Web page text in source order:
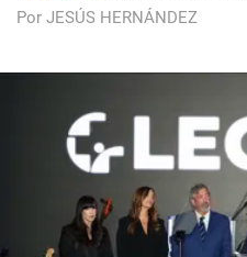
Por JESÚS HERNÁNDEZ